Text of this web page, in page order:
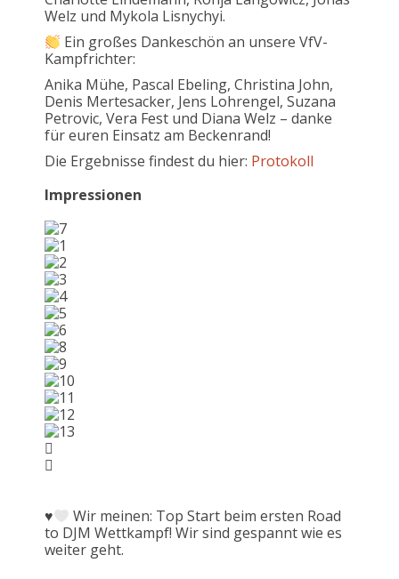
Welz und Mykola Lisnychyi.
Ein großes Dankeschön an unsere VfV-
Kampfrichter:
Anika Mühe, Pascal Ebeling, Christina John,
Denis Mertesacker, Jens Lohrengel, Suzana
Petrovic, Vera Fest und Diana Welz – danke
für euren Einsatz am Beckenrand!
Die Ergebnisse findest du hier: Protokoll
Impressionen
♥️
Wir meinen: Top Start beim ersten Road
to DJM Wettkampf! Wir sind gespannt wie es
weiter geht.